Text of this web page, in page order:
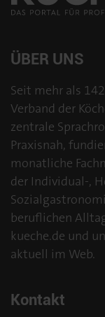
ÜBER UNS
Seit mehr als
Verband der
zentrale
Praxisnah,
monatliche
der Individual-,
beruflichen
kueche.de und
aktuell im Web.
Kontakt